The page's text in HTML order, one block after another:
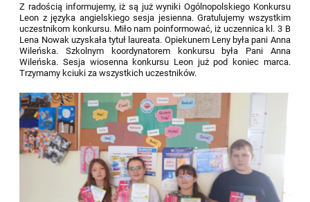
Z radością informujemy, iż są już wyniki Ogólnopolskiego Konkursu
Leon z języka angielskiego sesja jesienna. Gratulujemy wszystkim
uczestnikom konkursu. Miło nam poinformować, iż uczennica kl. 3 B
Lena Nowak uzyskała tytuł laureata. Opiekunem Leny była pani Anna
Wileńska. Szkolnym koordynatorem konkursu była Pani Anna
Wileńska. Sesja wiosenna konkursu Leon już pod koniec marca.
Trzymamy kciuki za wszystkich uczestników.